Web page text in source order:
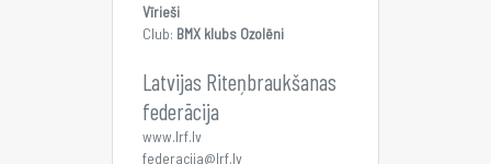
Vīrieši
Club: BMX klubs Ozolēni
Latvijas Riteņbraukšanas
federācija
www.lrf.lv
federacija@lrf.lv